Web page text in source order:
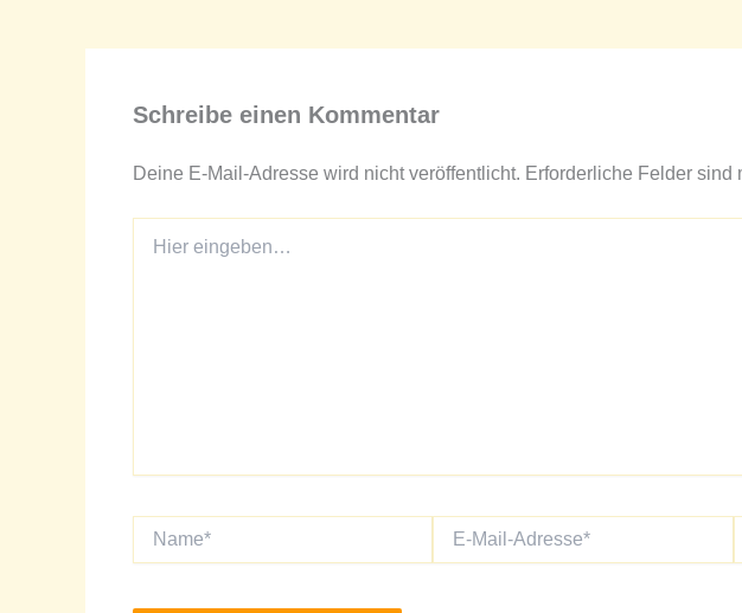
Schreibe einen Kommentar
Deine E-Mail-Adresse wird nicht veröffentlicht. Erforderliche Felder sind
eingeben…
Mail-